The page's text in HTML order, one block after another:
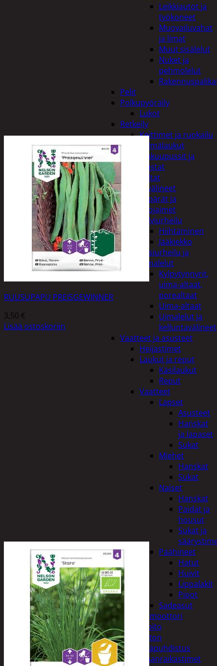
Leikkiautot ja
työkoneet
Muovailuvahat
ja limat
Muut sisälelut
Nuket ja
pehmolelut
Pelit
Polkupyöräily
Lukot
Retkeily
Keittimet ja ruokailu
Kylmälaukut
Makuupussit ja
alustat
Teltat
Urheiluvälineet
Kypärät ja
suojaimet
Talviurheilu
Hiihtäminen
Jääkiekko
Vesiurheilu ja
uimalelut
Kylpytynnyrit,
uima-altaat,
porealtaat
Uima-altaat
Uimalelut ja
kelluntavälineet
Vaatteet ja asusteet
Heijastimet
Laukut ja reput
Käsilaukut
Reput
Vaatteet
Lapset
Asusteet
Hanskat
ja lapaset
Sukat
Miehet
Hanskat
Sukat
Naiset
Hanskat
Paidat ja
housut
Sukat ja
Päähineet
Hatut
Huivit
Lippalakit
Pipot
Sadeasut
Auto, vene ja moottori
Autonhoito
Auton
sisäpuhdistus
Ilmanraikastimet
RUUSUPAPU PREISGEWINNER
3,50 €
Lisää ostoskoriin